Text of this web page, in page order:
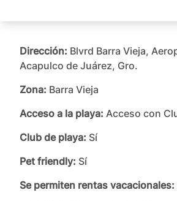
Dirección: Blvrd Barra Vieja,
Acapulco de Juárez, Gro.
Zona: Barra Vieja
Acceso a la playa: Acceso con
Club de playa: Sí
Pet friendly: Sí
Se permiten rentas vacacionales: